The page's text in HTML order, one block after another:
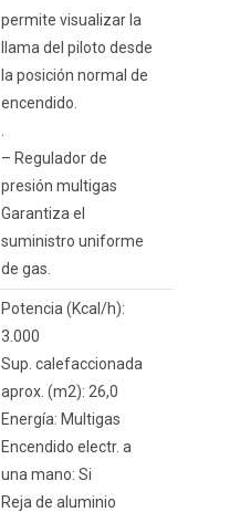
permite visualizar la
llama del piloto desde
la posición normal de
encendido.
.
– Regulador de
presión multigas
Garantiza el
suministro uniforme
de gas.
Potencia (Kcal/h):
3.000
Sup. calefaccionada
aprox. (m2): 26,0
Energía: Multigas
Encendido electr. a
una mano: Si
Reja de aluminio